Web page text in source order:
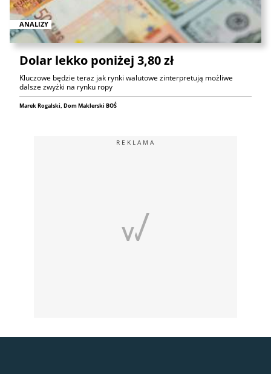
ANALIZY
Dolar lekko poniżej 3,80 zł
Kluczowe będzie teraz jak rynki walutowe zinterpretują możliwe
dalsze zwyżki na rynku ropy
Marek Rogalski, Dom Maklerski BOŚ
REKLAMA